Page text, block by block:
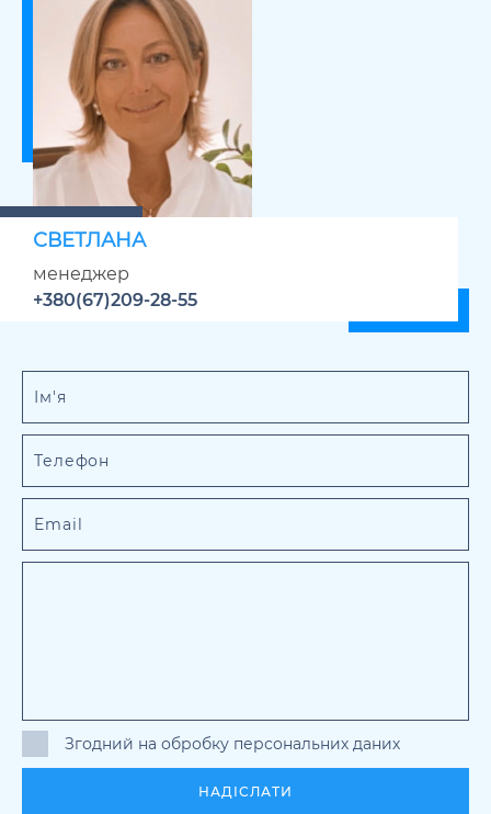
СВЕТЛАНА
менеджер
+380(67)209-28-55
Згодний на обробку персональних даних
НАДІСЛАТИ